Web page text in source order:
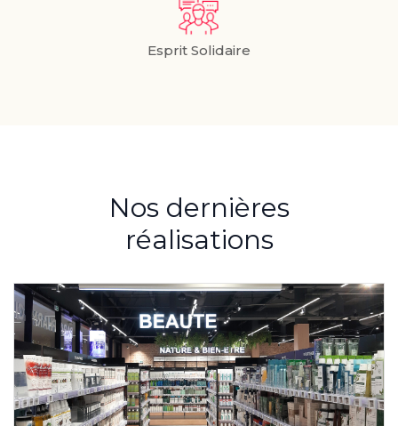
Esprit Solidaire
Nos dernières
réalisations